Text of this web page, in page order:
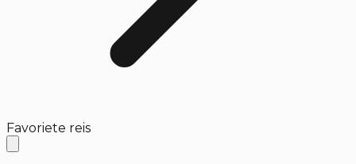
Favoriete reis